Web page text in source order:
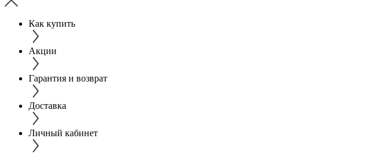
Как купить
Акции
Гарантия и возврат
Доставка
Личный кабинет